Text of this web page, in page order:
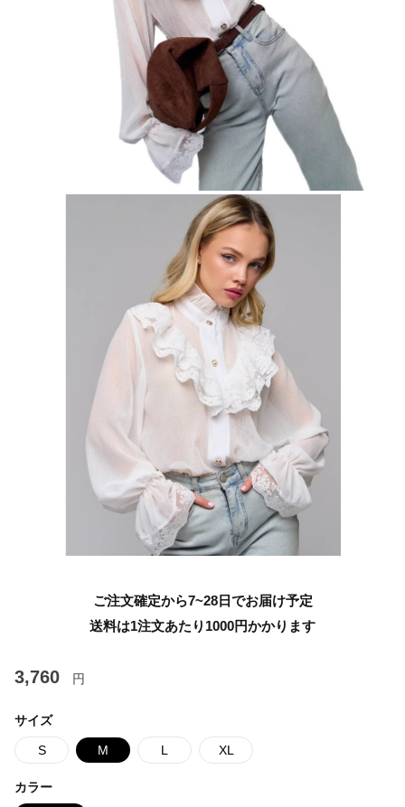
ご注文確定から7~28日でお届け予定
送料は1注文あたり 1000円かかります
3,760 円
サイズ
S M L XL
カラー